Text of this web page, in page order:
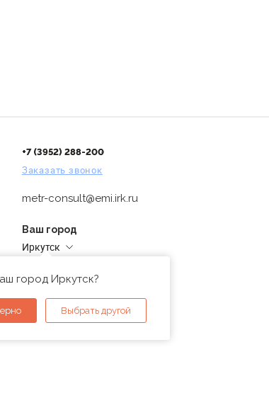
+7 (3952) 288-200
Заказать звонок
metr-consult@emi.irk.ru
Ваш город
Иркутск
город Иркутск?
Выбрать другой